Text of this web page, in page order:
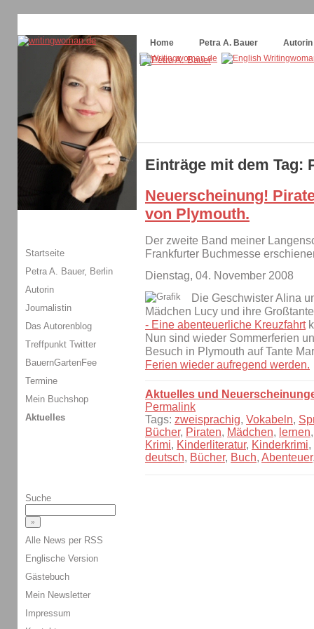
Home
Petra A. Bauer Autorin
Einträge mit dem Tag:
Neuerscheinung!
von Plymouth.
Der zweite Band meiner
Frankfurter Buchmesse
Dienstag, 04. November 2008
Die Geschwister Alina
Mädchen Lucy und ihre
- Eine abenteuerliche Kreuzfahrt
Nun sind wieder Sommerferien
Besuch in Plymouth auf Tante
Ferien wieder aufregend werden.
Aktuelles und
Permalink
Tags: zweisprachig, Vokabeln,
Bücher, Piraten, Mädchen, lernen
Krimi, Kinderliteratur, Kinderkrimi,
deutsch, Bücher, Buch, Abenteuer
Startseite
Petra A. Bauer, Berlin
Autorin
Journalistin
Das Autorenblog
Treffpunkt Twitter
BauernGartenFee
Termine
Mein Buchshop
Aktuelles
Suche
Alle News per RSS
Englische Version
Gästebuch
Mein Newsletter
Impressum